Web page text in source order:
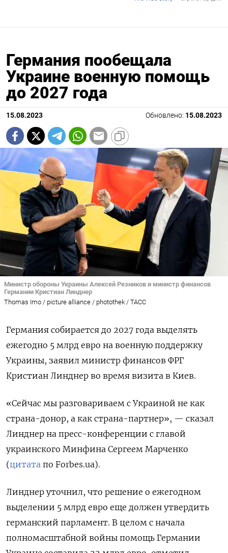
Германия пообещала
Украине военную помощь
до 2027 года
15.08.2023 Обновлено: 15.08.2023
Министр обороны Украины Алексей Резников и министр финансов
Германии Кристиан Линднер
Thomas Imo / picture alliance / photothek / ТАСС
Германия собирается до 2027 года выделять
ежегодно 5 млрд евро на военную поддержку
Украины, заявил министр финансов ФРГ
Кристиан Линднер во время визита в Киев.
«Сейчас мы разговариваем с Украиной не как
страна-донор, а как страна-партнер», — сказал
Линднер на пресс-конференции с главой
украинского Минфина Сергеем Марченко
(цитата по Forbes.ua).
Линднер уточнил, что решение о ежегодном
выделении 5 млрд евро еще должен утвердить
германский парламент. В целом с начала
полномасштабной войны помощь Германии